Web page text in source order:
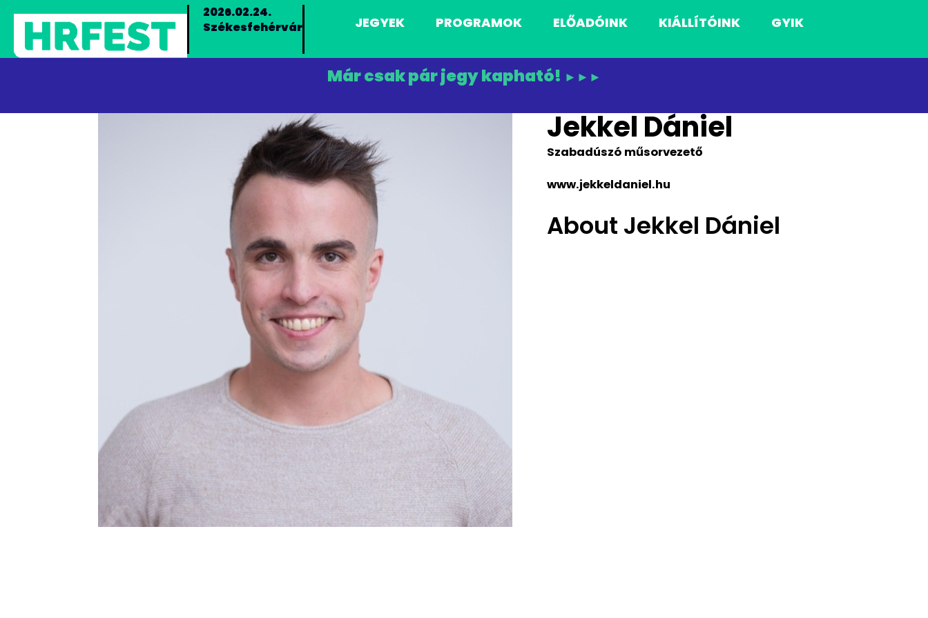
2026.02.24.
Székesfehérvár
JEGYEK PROGRAMOK ELŐADÓINK KIÁLLÍTÓINK GYIK
Már csak pár jegy kapható! ►►►
Jekkel Dániel
Szabadúszó műsorvezető
www.jekkeldaniel.hu
About Jekkel Dániel